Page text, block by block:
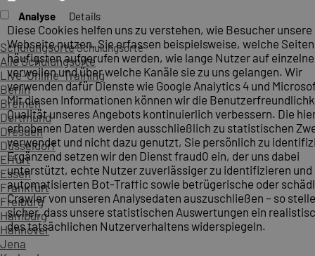
SchulungsorteSchulungsorte
Alle Schulungsorte
Live-Online-Training
Berlin
Bremen
Dortmund
Dresden
Düsseldorf
Erfurt
Essen
Frankfurt
Freiburg
Hamburg
Hannover
Jena
Analyse Details
Diese Cookies helfen uns zu verstehen, wie Besucher unsere
Webseite nutzen. Sie erfassen beispielsweise, welche
häufigsten aufgerufen werden, wie lange Nutzer auf
verweilen und über welche Kanäle sie zu uns gelangen. Wir
verwenden dafür Dienste wie Google Analytics 4 und
Mit diesen Informationen können wir die
Qualität unseres Angebots kontinuierlich verbessern. Die
erhobenen Daten werden ausschließlich zu statistischen
verwendet und nicht dazu genutzt, Sie persönlich zu
Ergänzend setzen wir den Dienst fraud0 ein, der uns dabei
unterstützt, echte Nutzer zuverlässiger zu identifizieren und
automatisierten Bot-Traffic sowie betrügerische oder
Crawler von unseren Analysedaten auszuschließen – so
sicher, dass unsere statistischen Auswertungen ein
des tatsächlichen Nutzerverhaltens widerspiegeln.